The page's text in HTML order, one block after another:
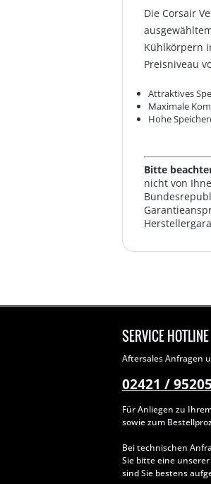
Die Corsair
Kühlkörpern
Preisniveau
Attraktives
Maximale
Hohe
Bitte
nicht von
SERVICE HOTLINE
Aftersales Anfragen
02421 /
Für Anliegen zu
sowie zum
Bei technischen
Sie bitte eine unserer
sind Sie bestens